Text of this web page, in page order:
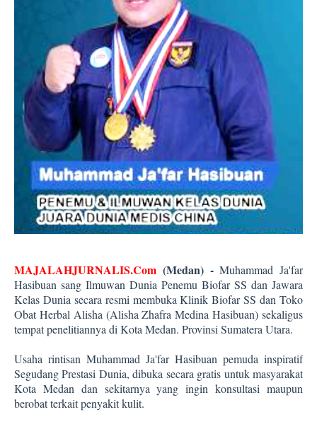
MAJALAHJURNALIS.Com (Medan) -Muhammad Ja'far
Hasibuan sang Ilmuwan Dunia Penemu Biofar SS dan Jawara
Kelas Dunia secara resmi membuka Klinik Biofar SS dan Toko
Obat Herbal Alisha (Alisha Zhafra Medina Hasibuan) sekaligus
tempat penelitiannya di Kota Medan. Provinsi Sumatera Utara.
Usaha rintisan Muhammad Ja'far Hasibuan pemuda inspiratif
Segudang Prestasi Dunia, dibuka secara gratis untuk masyarakat
Kota Medan dan sekitarnya yang ingin konsultasi maupun
berobat terkait penyakit kulit.